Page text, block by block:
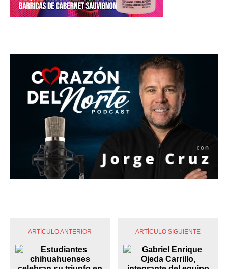
ARTÍCULO ANTERIOR ARTÍCULO SIGUIENTE